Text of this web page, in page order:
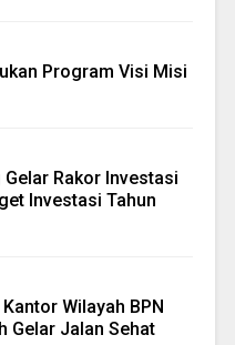
Program Visi Misi
Rakor Investasi
Investasi Tahun
Wilayah BPN
Gelar Jalan Sehat